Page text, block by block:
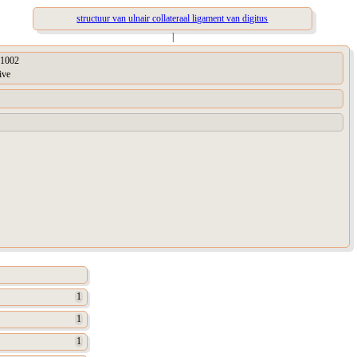
structuur van ulnair collateraal ligament van digitus
|
1
1
1